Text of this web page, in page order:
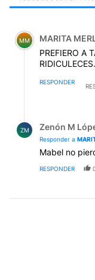
Comentario de
MM MARITA
PREFIERO A
RIDICULECES.
RESPONDER
ZM Zenón M
Responder a
Mabel no
RESPONDER